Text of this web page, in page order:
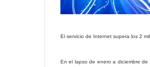
El servicio de Internet supera los 2
En el lapso de enero a diciembre